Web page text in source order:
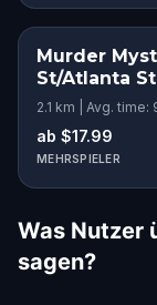
Murder
St/Atlanta
2.1 km | Avg. time:
ab $17.99
MEHRSPIELER
Was Nutzer
sagen?